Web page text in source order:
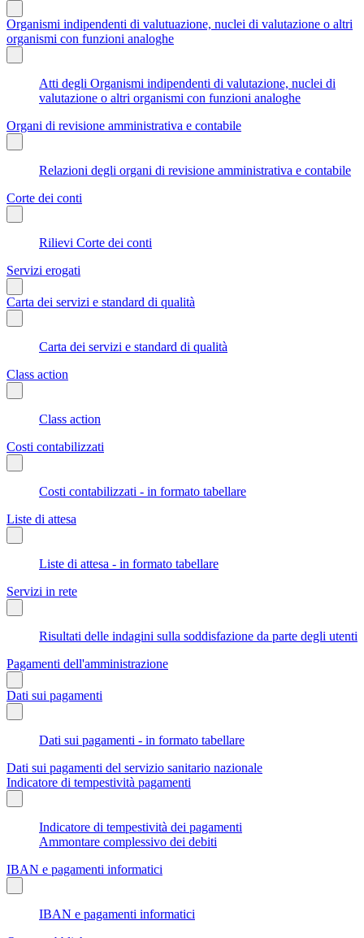
Organismi indipendenti di valutuazione, nuclei di valutazione o altri
organismi con funzioni analoghe
Atti degli Organismi indipendenti di valutazione, nuclei di
valutazione o altri organismi con funzioni analoghe
Organi di revisione amministrativa e contabile
Relazioni degli organi di revisione amministrativa e contabile
Corte dei conti
Rilievi Corte dei conti
Servizi erogati
Carta dei servizi e standard di qualità
Carta dei servizi e standard di qualità
Class action
Class action
Costi contabilizzati
Costi contabilizzati - in formato tabellare
Liste di attesa
Liste di attesa - in formato tabellare
Servizi in rete
Risultati delle indagini sulla soddisfazione da parte degli utenti
Pagamenti dell'amministrazione
Dati sui pagamenti
Dati sui pagamenti - in formato tabellare
Dati sui pagamenti del servizio sanitario nazionale
Indicatore di tempestività pagamenti
Indicatore di tempestività dei pagamenti
Ammontare complessivo dei debiti
IBAN e pagamenti informatici
IBAN e pagamenti informatici